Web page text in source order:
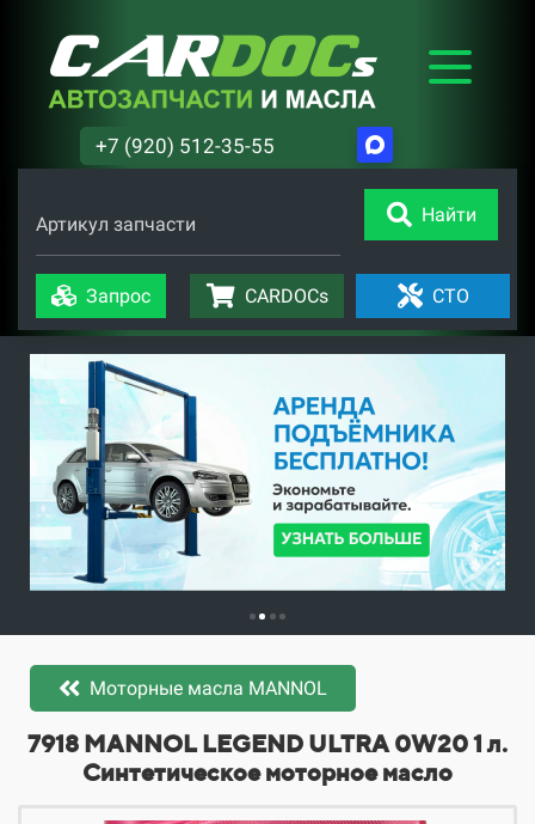
+7 (920) 512-35-55
Артикул запчасти Найти
Запрос CARDOCs СТО
Моторные масла MANNOL
​​​​7918 MANNOL LEGEND ULTRA 0W20 1 л.
Синтетическое моторное масло